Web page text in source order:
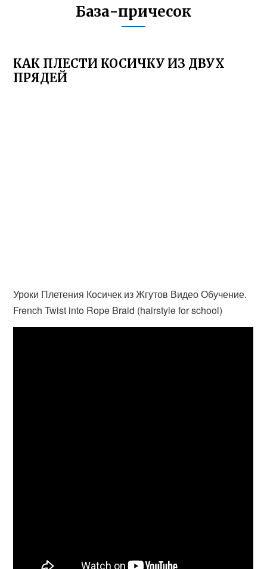
База-причесок
КАК ПЛЕСТИ КОСИЧКУ ИЗ ДВУХ
ПРЯДЕЙ
Уроки Плетения Косичек из Жгутов Видео Обучение.
French Twist into Rope Braid (hairstyle for school)